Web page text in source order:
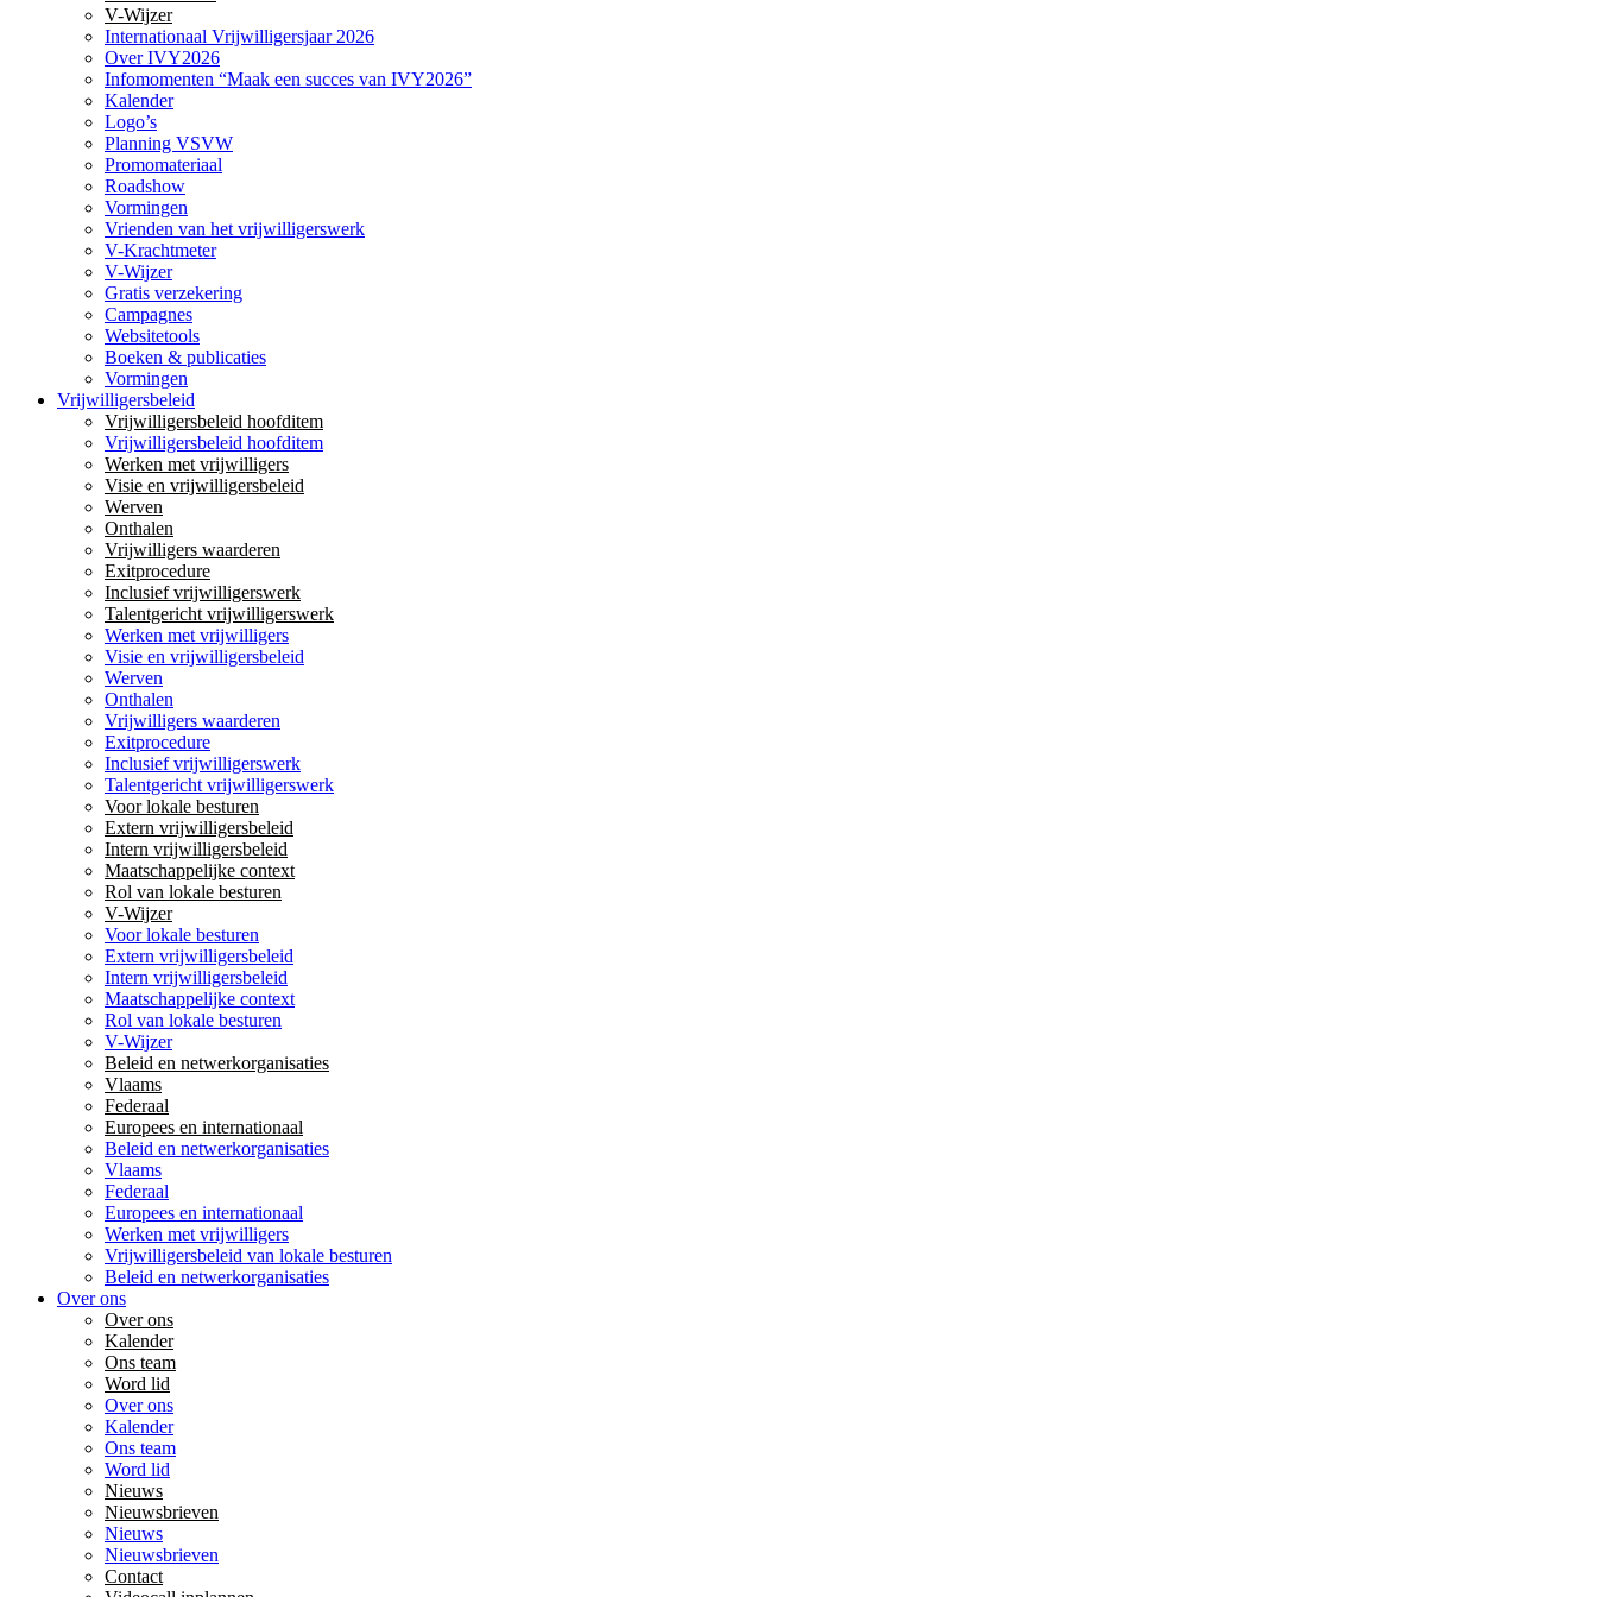
V-Wijzer
Internationaal Vrijwilligersjaar 2026
Over IVY2026
Infomomenten “Maak een succes van IVY2026”
Kalender
Logo’s
Planning VSVW
Promomateriaal
Roadshow
Vormingen
Vrienden van het vrijwilligerswerk
V-Krachtmeter
V-Wijzer
Gratis verzekering
Campagnes
Websitetools
Boeken & publicaties
Vormingen
Vrijwilligersbeleid
Vrijwilligersbeleid hoofditem
Vrijwilligersbeleid hoofditem
Werken met vrijwilligers
Visie en vrijwilligersbeleid
Werven
Onthalen
Vrijwilligers waarderen
Exitprocedure
Inclusief vrijwilligerswerk
Talentgericht vrijwilligerswerk
Werken met vrijwilligers
Visie en vrijwilligersbeleid
Werven
Onthalen
Vrijwilligers waarderen
Exitprocedure
Inclusief vrijwilligerswerk
Talentgericht vrijwilligerswerk
Voor lokale besturen
Extern vrijwilligersbeleid
Intern vrijwilligersbeleid
Maatschappelijke context
Rol van lokale besturen
V-Wijzer
Voor lokale besturen
Extern vrijwilligersbeleid
Intern vrijwilligersbeleid
Maatschappelijke context
Rol van lokale besturen
V-Wijzer
Beleid en netwerkorganisaties
Vlaams
Federaal
Europees en internationaal
Beleid en netwerkorganisaties
Vlaams
Federaal
Europees en internationaal
Werken met vrijwilligers
Vrijwilligersbeleid van lokale besturen
Beleid en netwerkorganisaties
Over ons
Over ons
Kalender
Ons team
Word lid
Over ons
Kalender
Ons team
Word lid
Nieuws
Nieuwsbrieven
Nieuws
Nieuwsbrieven
Contact